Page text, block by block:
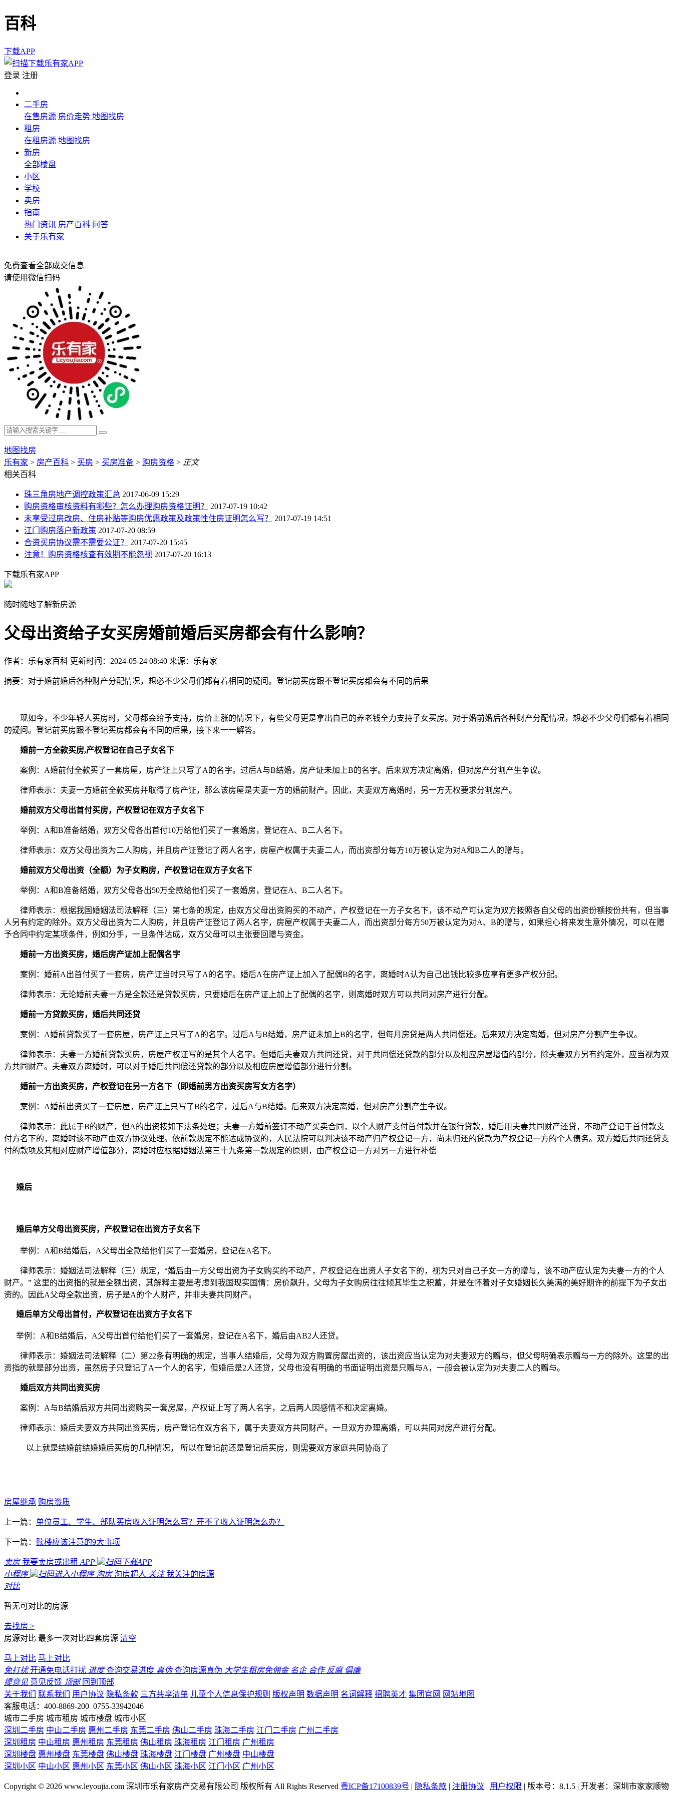
百科
下载APP
登录 注册
二手房
在售房源 房价走势 地图找房
租房
在租房源 地图找房
新房
全部楼盘
小区
学校
卖房
指南
热门资讯 房产百科 问答
关于乐有家
免费查看全部成交信息
请使用微信扫码
地图找房
乐有家 > 房产百科 > 买房 > 买房准备 > 购房资格 > 正文
相关百科
珠三角房地产调控政策汇总 2017-06-09 15:29
购房资格审核资料有哪些？怎么办理购房资格证明？
2017-07-19 10:42
未享受过房改房、住房补贴等购房优惠政策及政策性住房证明怎么写？
2017-07-19 14:51
江门购房落户新政策 2017-07-20 08:59
合资买房协议需不需要公证？
2017-07-20 15:45
注意！购房资格核查有效期不能忽视 2017-07-20 16:13
下载乐有家APP
随时随地了解新房源
父母出资给子女买房婚前婚后买房都会有什么影响？
作者：乐有家百科 更新时间：2024-05-24 08:40 来源：乐有家
摘要： 对于婚前婚后各种财产分配情况，想必不少父母们都有着相同的疑问。登记前买房跟不登记买房都会有不同的后果
现如今，不少年轻人买房时，父母都会给予支持，房价上涨的情况下，有些父母更是拿出自己的养老钱全力支持子女买房。对于婚前婚后各种财产分配情况，想必不少父母们都有着相同
的疑问。登记前买房跟不登记买房都会有不同的后果，接下来一一解答。
婚前一方全款买房,产权登记在自己子女名下
案例：A婚前付全款买了一套房屋，房产证上只写了A的名字。过后A与B结婚，房产证未加上B的名字。后来双方决定离婚，但对房产分割产生争议。
律师表示：夫妻一方婚前全款买房并取得了房产证，那么该房屋是夫妻一方的婚前财产。因此，夫妻双方离婚时，另一方无权要求分割房产。
婚前双方父母出首付买房，产权登记在双方子女名下
举例：A和B准备结婚，双方父母各出首付10万给他们买了一套婚房，登记在A、B二人名下。
律师表示：双方父母出资为二人购房，并且房产证登记了两人名字，房屋产权属于夫妻二人，而出资部分每方10万被认定为对A和B二人的赠与。
婚前双方父母出资（全额）为子女购房，产权登记在双方子女名下
举例：A和B准备结婚，双方父母各出50万全款给他们买了一套婚房，登记在A、B二人名下。
律师表示：根据我国婚姻法司法解释（三）第七条的规定，由双方父母出资购买的不动产，产权登记在一方子女名下，该不动产可认定为双方按照各自父母的出资份额按份共有，但当事
人另有约定的除外。双方父母出资为二人购房，并且房产证登记了两人名字，房屋产权属于夫妻二人，而出资部分每方50万被认定为对A、B的赠与，如果担心将来发生意外情况，可以在赠
予合同中约定某项条件，例如分手，一旦条件达成，双方父母可以主张要回赠与资金。
婚前一方出资买房，婚后房产证加上配偶名字
案例：婚前A出首付买了一套房，房产证当时只写了A的名字。婚后A在房产证上加入了配偶B的名字，离婚时A认为自己出钱比较多应享有更多产权分配。
律师表示：无论婚前夫妻一方是全款还是贷款买房，只要婚后在房产证上加上了配偶的名字，则离婚时双方可以共同对房产进行分配。
婚前一方贷款买房，婚后共同还贷
案例：A婚前贷款买了一套房屋，房产证上只写了A的名字。过后A与B结婚，房产证未加上B的名字，但每月房贷是两人共同偿还。后来双方决定离婚，但对房产分割产生争议。
律师表示：夫妻一方婚前贷款买房，房屋产权证写的是其个人名字。但婚后夫妻双方共同还贷，对于共同偿还贷款的部分以及相应房屋增值的部分，除夫妻双方另有约定外，应当视为双
方共同财产。夫妻双方离婚时，可以对于婚后共同偿还贷款的部分以及相应房屋增值部分进行分割。
婚前一方出资买房，产权登记在另一方名下（即婚前男方出资买房写女方名字）
案例：A婚前出资买了一套房屋，房产证上只写了B的名字，过后A与B结婚。后来双方决定离婚，但对房产分割产生争议。
律师表示：此属于B的财产，但A的出资按如下法条处理；夫妻一方婚前签订不动产买卖合同，以个人财产支付首付款并在银行贷款，婚后用夫妻共同财产还贷， 不动产登记于首付款支
付方名下的，离婚时该不动产由双方协议处理。依前款规定不能达成协议的，人民法院可以判决该不动产归产权登记一方，尚未归还的贷款为产权登记一方的个人债务。双方婚后共同还贷支
付的款项及其相对应财产增值部分，离婚时应根据婚姻法第三十九条第一款规定的原则，由产权登记一方对另一方进行补偿
婚后
婚后单方父母出资买房，产权登记在出资方子女名下
举例：A和B结婚后，A父母出全款给他们买了一套婚房，登记在A名下。
律师表示：婚姻法司法解释（三）规定，“婚后由一方父母出资为子女购买的不动产，产权登记在出资人子女名下的，视为只对自己子女一方的赠与，该不动产应认定为夫妻一方的个人
财产。” 这里的出资指的就是全额出资，其解释主要是考虑到我国现实国情：房价飙升，父母为子女购房往往倾其毕生之积蓄，并是在怀着对子女婚姻长久美满的美好期许的前提下为子女出
资的。因此A父母全款出资，房子是A的个人财产，并非夫妻共同财产。
婚后单方父母出首付，产权登记在出资方子女名下
举例：A和B结婚后，A父母出首付给他们买了一套婚房，登记在A名下，婚后由AB2人还贷。
律师表示：婚姻法司法解释（二）第22条有明确的规定，当事人结婚后，父母为双方购置房屋出资的，该出资应当认定为对夫妻双方的赠与，但父母明确表示赠与一方的除外。这里的出
资指的就是部分出资，虽然房子只登记了A一个人的名字，但婚后是2人还贷，父母也没有明确的书面证明出资是只赠与A，一般会被认定为对夫妻二人的赠与。
婚后双方共同出资买房
案例：A与B结婚后双方共同出资购买一套房屋，产权证上写了两人名字，之后两人因感情不和决定离婚。
律师表示：婚后夫妻双方共同出资买房，房产登记在双方名下，属于夫妻双方共同财产。一旦双方办理离婚，可以共同对房产进行分配。
以上就是结婚前结婚婚后买房的几种情况， 所以在登记前还是登记后买房，则需要双方家庭共同协商了
房屋继承 购房资质
上一篇： 单位员工、学生、部队买房收入证明怎么写？开不了收入证明怎么办？
下一篇： 赎楼应该注意的9大事项
卖房 我要卖房或出租 APP
扫码下载APP
小程序
扫码进入小程序 淘房 淘房超人 关注 我关注的房源
对比
暂无可对比的房源
去找房 >
房源对比 最多一次对比四套房源 清空
马上对比 马上对比
免打扰 开通免电话打扰 进度 查询交易进度 真伪 查询房源真伪 大学生租房免佣金 名企 合作 反腐 倡廉
提意见 意见反馈 顶部 回到顶部
关于我们
联系我们 用户协议 隐私条款 三方共享清单 儿童个人信息保护规则 版权声明 数据声明 名词解释 招聘英才 集团官网 网站地图
客服电话：400-8869-200 0755-33942046
城市二手房 城市租房 城市楼盘 城市小区
深圳二手房 中山二手房 惠州二手房 东莞二手房 佛山二手房 珠海二手房 江门二手房 广州二手房
深圳租房 中山租房 惠州租房 东莞租房 佛山租房 珠海租房 江门租房 广州租房
深圳楼盘 惠州楼盘 东莞楼盘 佛山楼盘 珠海楼盘 江门楼盘 广州楼盘 中山楼盘
深圳小区 中山小区 惠州小区 东莞小区 佛山小区 珠海小区 江门小区 广州小区
Copyright © 2026 www.leyoujia.com 深圳市乐有家房产交易有限公司 版权所有 All Rights Reserved 粤ICP备17100839号 | 隐私条款 | 注册协议 | 用户权限 | 版本号：8.1.5 | 开发者：深圳市家家顺物